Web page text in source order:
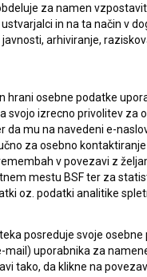
soglasje
za
za namen
in na ta način v
arhiviranje,
hrani osebne podatke
svojo izrecno privolitev za
da mu na navedeni e-
za osebno
v povezavi z
mestu BSF ter za
oz. podatki analitike
posreduje svoje
uporabnika za
tako, da klikne na